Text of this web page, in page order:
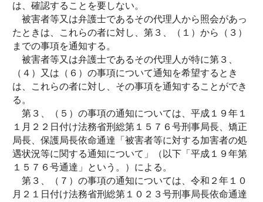
は、確認することを要しない。
被害者等又は弁護士であるその代理人から照会があっ
たときは、これらの者に対し、第３、（１）から（３）
までの事項を通知する。
被害者等又は弁護士であるその代理人が特に第３、
（４）又は（６）の事項について通知を希望するとき
は、これらの者に対し、その事項を通知することができ
る。
第３、（５）の事項の通知については、平成１９年１
１月２２日付け法務省刑総第１５７６号刑事局長、矯正
局長、保護局長依命通達「被害者等に対する加害者の処
遇状況等に関する通知について」（以下「平成１９年第
１５７６号通達」という。）による。
第３、（７）の事項の通知については、令和２年１０
月２１日付け法務省刑総第１０２３号刑事局長依命通達